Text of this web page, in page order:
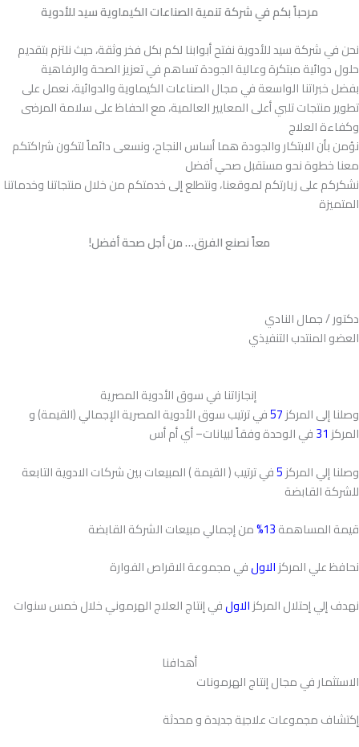
مرحباً بكم في شركة تنمية الصناعات الكيماوية سيد للأدوية
نحن في شركة سيد للأدوية نفتح أبوابنا لكم بكل فخر وثقة، حيث نلتزم بتقديم
حلول دوائية مبتكرة وعالية الجودة تساهم في تعزيز الصحة والرفاهية
بفضل خبراتنا الواسعة في مجال الصناعات الكيماوية والدوائية، نعمل على
تطوير منتجات تلبي أعلى المعايير العالمية، مع الحفاظ على سلامة المرضى
وكفاءة العلاج
نؤمن بأن الابتكار والجودة هما أساس النجاح، ونسعى دائماً لتكون شراكتكم
معنا خطوة نحو مستقبل صحي أفضل
نشكركم على زيارتكم لموقعنا، ونتطلع إلى خدمتكم من خلال منتجاتنا وخدماتنا
المتميزة
معاً نصنع الفرق… من أجل صحة أفضل!
دكتور / جمال النادي
العضو المنتدب التنفيذي
إنجازاتنا في سوق الأدوية المصرية
وصلنا إلى المركز57في ترتيب سوق الأدوية المصرية الإجمالي (القيمة) و
المركز 31في الوحدة وفقاً لبيانات– أي أم أس
وصلنا إلي المركز5في ترتيب ( القيمة ) المبيعات بين شركات الادوية التابعة
للشركة القابضة
قيمة المساهمة13% من إجمالي مبيعات الشركة القابضة
نحافظ علي المركزالاولفي مجموعة الاقراص الفوارة
نهدف إلي إحتلال المركزالاولفي إنتاج العلاج الهرموني خلال خمس سنوات
أهدافنا
الاستثمار في مجال إنتاج الهرمونات
إكتشاف مجموعات علاجية جديدة و محدثة